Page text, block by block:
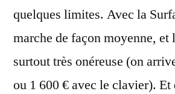
quelques limites. Avec la
marche de façon moyenne, et
surtout très onéreuse (on
ou 1 600 € avec le clavier). Et